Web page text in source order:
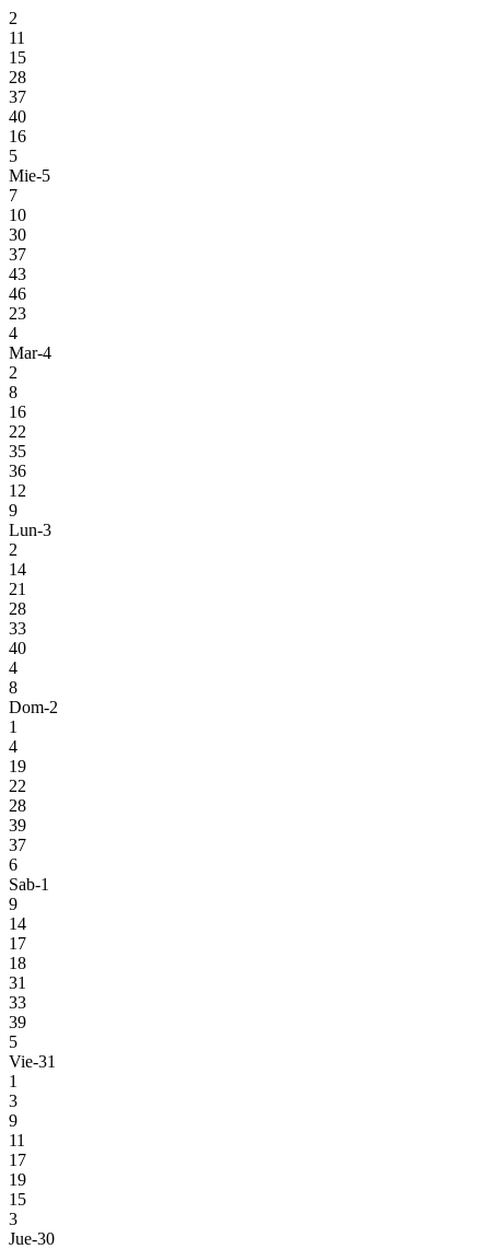
2
11
15
28
37
40
16
5
Mie-5
7
10
30
37
43
46
23
4
Mar-4
2
8
16
22
35
36
12
9
Lun-3
2
14
21
28
33
40
4
8
Dom-2
1
4
19
22
28
39
37
6
Sab-1
9
14
17
18
31
33
39
5
Vie-31
1
3
9
11
17
19
15
3
Jue-30